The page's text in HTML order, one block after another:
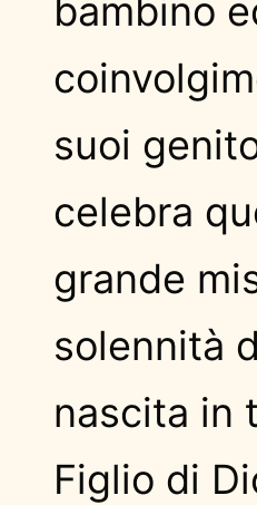
bambino
suoi
celebra
grande
solennità
nascita in
Figlio di